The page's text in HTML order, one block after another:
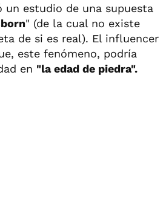
un estudio de una supuesta
" (de la cual no existe
de si es real). El influencer
este fenómeno, podría
en "la edad de piedra".